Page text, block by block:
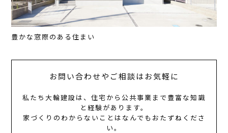
豊かな窓際のある住まい
お問い合わせやご相談はお気軽に
私たち大輪建設は、住宅から公共事業まで豊富な知識
と経験があります。
家づくりのわからないことはなんでもおたずねくださ
い。